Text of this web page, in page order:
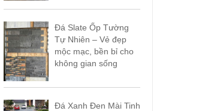
Đá Slate Ốp Tường
Tự Nhiên – Vẻ đẹp
mộc mạc, bền bỉ cho
không gian sống
Đá Xanh Đen Mài Tinh